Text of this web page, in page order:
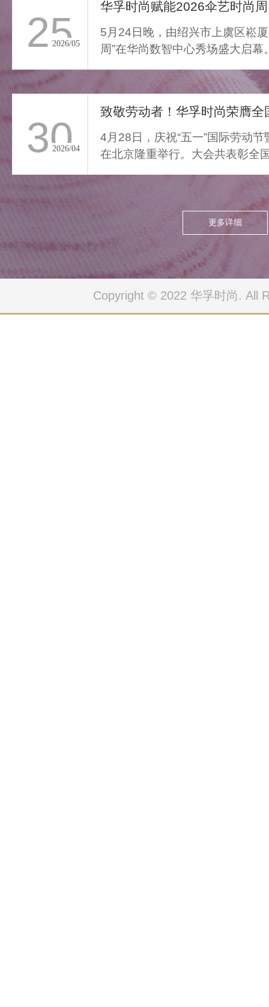
家门，我们亟需“能裹住情
绪”的柔色。家居服将“家的温
柔结界”缝进每寸面料，无需
逃离，换上这身柔雾，便能
让外界紧绷沉进居家软意，
呼吸慢下来，让家成为接住
所有情绪的栖居地。
25
2026/05
华孚时尚赋能2026伞艺时尚
5月24日晚，由绍兴市上虞区崧
周”在华尚数智中心秀场盛大启幕
30
2026/04
致敬劳动者！华孚时尚荣膺
4月28日，庆祝“五一”国际劳动
在北京隆重举行。大会共表彰全
更多详细
Copyright © 2022 华孚时尚. All